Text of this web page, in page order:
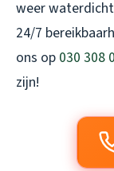
weer
24/7
ons op 030 308
zijn!